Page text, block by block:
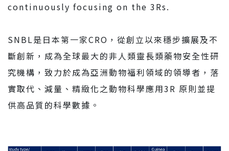
continuously focusing on the 3Rs.
SNBL是日本第一家CRO，從創立以來穩步擴展及不
斷創新，成為全球最大的非人類靈長類藥物安全性研
究機構，致力於成為亞洲動物福利領域的領導者，落
實取代、減量、精緻化之動物科學應用3R 原則並提
供高品質的科學數據。